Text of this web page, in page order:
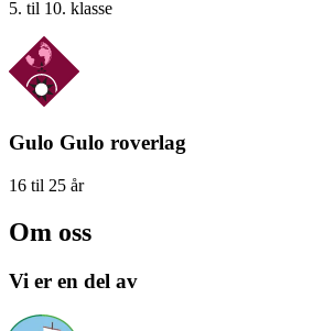
5. til 10. klasse
Gulo Gulo roverlag
16 til 25 år
Om oss
Vi er en del av